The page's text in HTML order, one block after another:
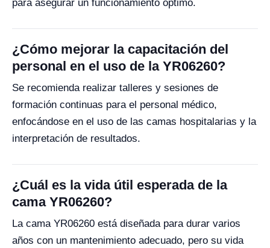
para asegurar un funcionamiento óptimo.
¿Cómo mejorar la capacitación del
personal en el uso de la YR06260?
Se recomienda realizar talleres y sesiones de
formación continuas para el personal médico,
enfocándose en el uso de las camas hospitalarias y la
interpretación de resultados.
¿Cuál es la vida útil esperada de la
cama YR06260?
La cama YR06260 está diseñada para durar varios
años con un mantenimiento adecuado, pero su vida